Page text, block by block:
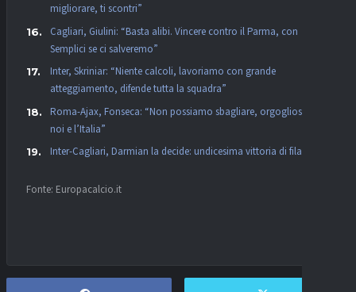
migliorare, ti scontri”
Cagliari, Giulini: “Basta alibi. Vincere contro il Parma, con
Semplici se ci salveremo”
Inter, Skriniar: “Niente calcoli, lavoriamo con grande
atteggiamento, difende tutta la squadra”
Roma-Ajax, Fonseca: “Non possiamo sbagliare, orgogliosi per
noi e l’Italia”
Inter-Cagliari, Darmian la decide: undicesima vittoria di fila
Fonte: Europacalcio.it